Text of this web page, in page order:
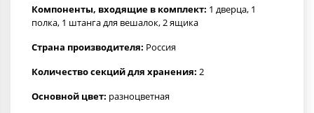
Компоненты, входящие в комплект: 1 дверца, 1
полка, 1 штанга для вешалок, 2 ящика
Страна производителя: Россия
Количество секций для хранения: 2
Основной цвет: разноцветная